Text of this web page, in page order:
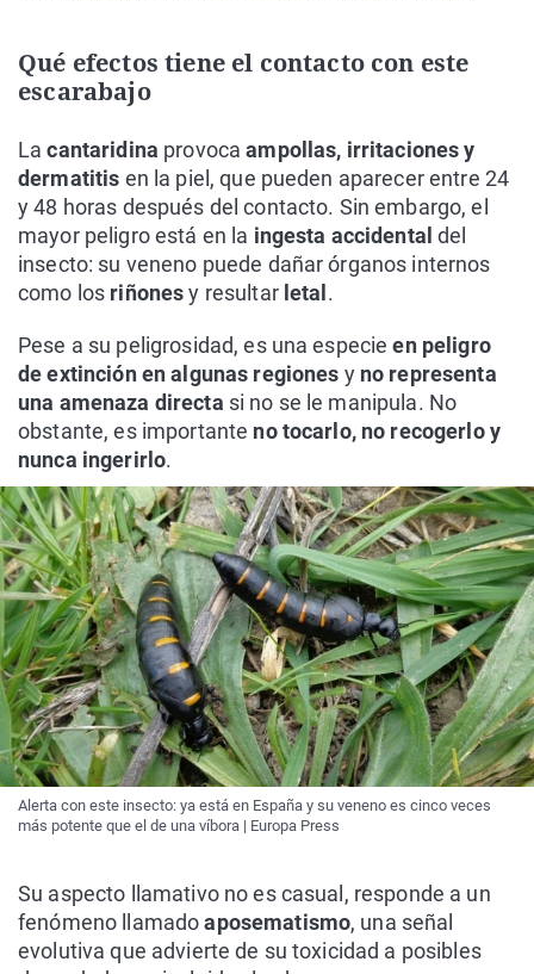
Qué efectos tiene el contacto con este
escarabajo
Lacantaridina provocaampollas, irritaciones y
dermatitis en la piel, que pueden aparecer entre 24
y 48 horas después del contacto. Sin embargo, el
mayor peligro está en la ingesta accidental del
insecto: su veneno puede dañar órganos internos
como los riñonesy resultar letal .
Pese a su peligrosidad, es una especieen peligro
de extinción en algunas regiones y no representa
una amenaza directa si no se le manipula. No
obstante, es importante no tocarlo, no recogerlo y
nunca ingerirlo.
Alerta con este insecto: ya está en España y su veneno es cinco veces
más potente que el de una víbora | Europa Press
Su aspecto llamativo no es casual, responde a un
fenómeno llamadoaposematismo, una señal
evolutiva que advierte de su toxicidad a posibles